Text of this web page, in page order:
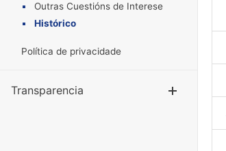
Outras Cuestións de Interese
Histórico
Política de privacidade
Transparencia